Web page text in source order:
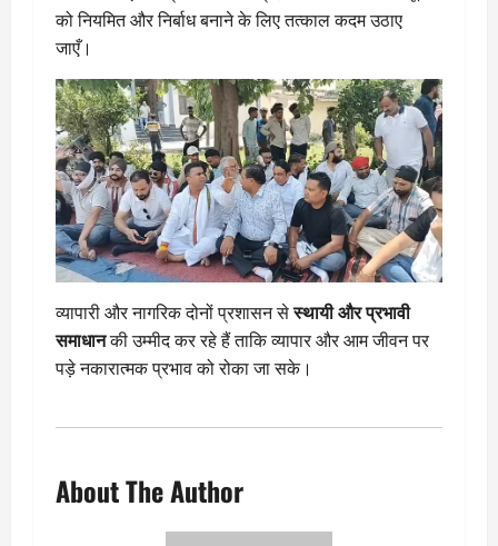
को नियमित और निर्बाध बनाने के लिए तत्काल कदम उठाए
जाएँ।
व्यापारी और नागरिक दोनों प्रशासन सेस्थायी और प्रभावी
समाधानकी उम्मीद कर रहे हैं ताकि व्यापार और आम जीवन पर
पड़े नकारात्मक प्रभाव को रोका जा सके।
About The Author